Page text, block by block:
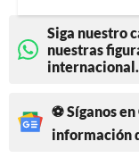
Siga nuestro
nuestras
internacional.
⚽ Síganos
información